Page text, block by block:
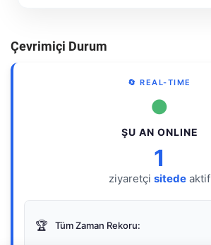
Çevrimiçi Durum
🔄 REAL-TIME
●
ŞU AN ONLINE
1
ziyaretçi sitede aktif
🏆 Tüm Zaman Rekoru: